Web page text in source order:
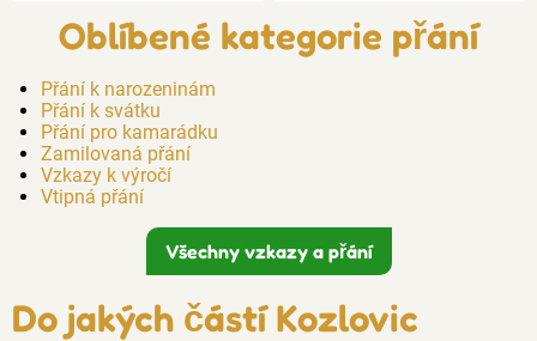
Oblíbené kategorie přání
Přání k narozeninám
Přání k svátku
Přání pro kamarádku
Zamilovaná přání
Vzkazy k výročí
Vtipná přání
Všechny vzkazy a přání
Do jakých částí Kozlovic